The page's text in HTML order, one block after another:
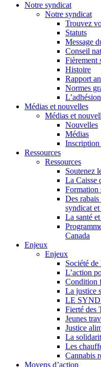
Notre syndicat
Notre syndicat
Trouvez
Statuts
Message
Conseil
Fièrement
Histoire
Rapport
Normes
Médias et nouvelles
Médias et
Nouvelles
Médias
Inscription
Ressources
Ressources
Soutenez
La Caisse
Formation
Des
syndicat
La santé
Canada
Enjeux
Enjeux
Société
L’action
Condition
La justice
LE
Fierté des
Jeunes
Justice
La
Les
Cannabis
Moyens d’action